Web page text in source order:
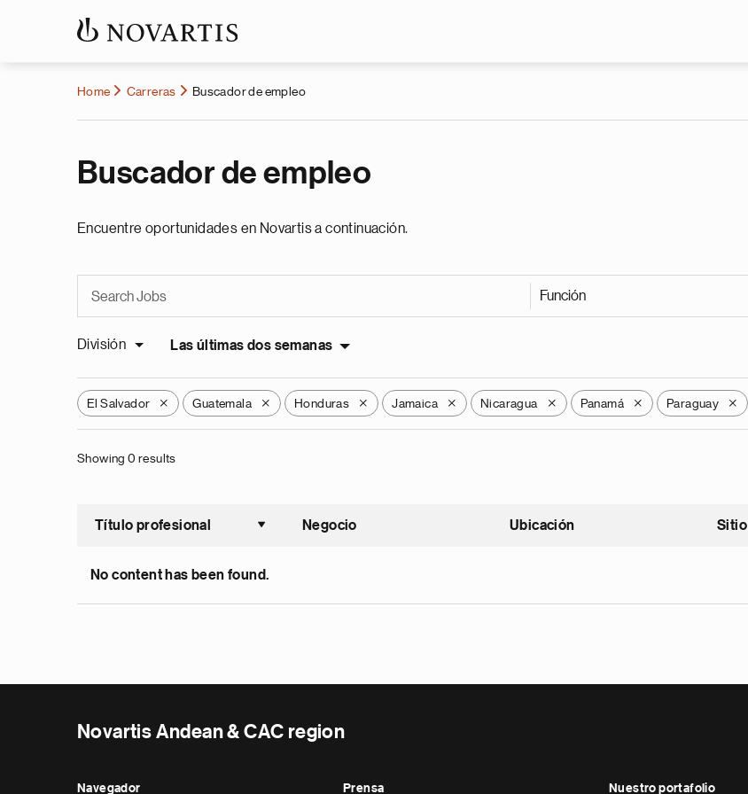
Home Carreras Buscador de empleo
Buscador de empleo
Encuentre oportunidades en Novartis a continuación.
Función
División Las últimas dos semanas
El Salvador X Guatemala X Honduras X Jamaica X Nicaragua X Panamá X Paraguay X
Showing 0 results
Título profesional
Ordenar ascendente
Negocio Ubicación Sitio
No content has been found.
Novartis Andean & CAC region
Navegador Prensa Nuestro portafolio